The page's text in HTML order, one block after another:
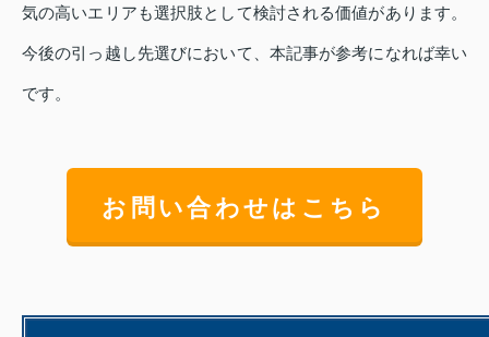
気の高いエリアも選択肢として検討される価値があります。
今後の引っ越し先選びにおいて、本記事が参考になれば幸い
です。
お問い合わせはこちら